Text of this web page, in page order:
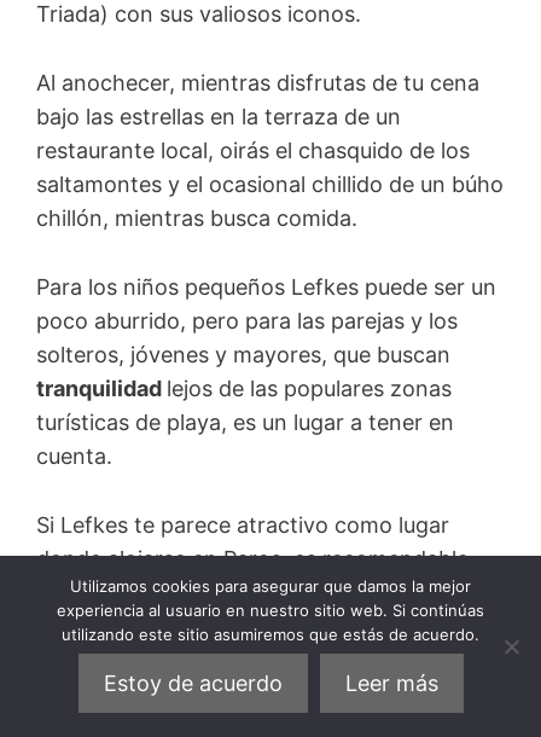
Triada) con sus valiosos iconos.
Al anochecer, mientras disfrutas de tu cena
bajo las estrellas en la terraza de un
restaurante local, oirás el chasquido de los
saltamontes y el ocasional chillido de un búho
chillón, mientras busca comida.
Para los niños pequeños Lefkes puede ser un
poco aburrido, pero para las parejas y los
solteros, jóvenes y mayores, que buscan
tranquilidad lejos de las populares zonas
turísticas de playa, es un lugar a tener en
cuenta.
Si Lefkes te parece atractivo como lugar
donde alojarse en Paros, es recomendable
reservar con antelación, ya queel
alojamiento es muy limitado, y el pueblo aún
no siendo costero tiene su demanda.
Utilizamos cookies para asegurar que damos la mejor
experiencia al usuario en nuestro sitio web. Si continúas
utilizando este sitio asumiremos que estás de acuerdo.
Estoy de acuerdo Leer más